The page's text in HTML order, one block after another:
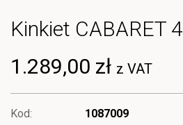
Kinkiet CABARET 4
1.289,00 zł z VAT
Kod:
1087009